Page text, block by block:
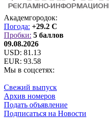
Академгородок:
Погода: +29.2 C
Пробки: 5 баллов
09.08.2026
USD: 81.13
EUR: 93.58
Мы в соцсетях:
Свежий выпуск
Архив номеров
Подать объявление
Подписаться на Новости